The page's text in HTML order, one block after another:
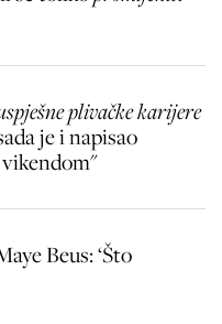
plivačke karijere
je i napisao
Beus: ‘Što